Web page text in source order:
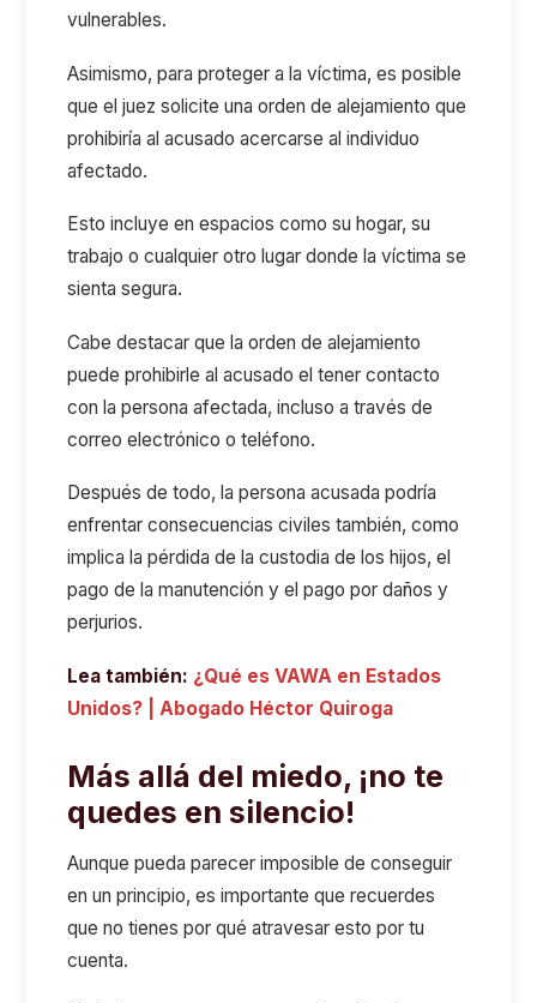
vulnerables.
Asimismo, para proteger a la víctima, es posible
que el juez solicite una orden de alejamiento que
prohibiría al acusado acercarse al individuo
afectado.
Esto incluye en espacios como su hogar, su
trabajo o cualquier otro lugar donde la víctima se
sienta segura.
Cabe destacar que la orden de alejamiento
puede prohibirle al acusado el tener contacto
con la persona afectada, incluso a través de
correo electrónico o teléfono.
Después de todo, la persona acusada podría
enfrentar consecuencias civiles también, como
implica la pérdida de la custodia de los hijos, el
pago de la manutención y el pago por daños y
perjurios.
Lea también: ¿Qué es VAWA en Estados
Unidos? | Abogado Héctor Quiroga
Más allá del miedo, ¡no te
quedes en silencio!
Aunque pueda parecer imposible de conseguir
en un principio, es importante que recuerdes
que no tienes por qué atravesar esto por tu
cuenta.